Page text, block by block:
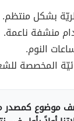
بشكل منتظم.
منشفة ناعمة.
النوم.
المخصصة
موضوع